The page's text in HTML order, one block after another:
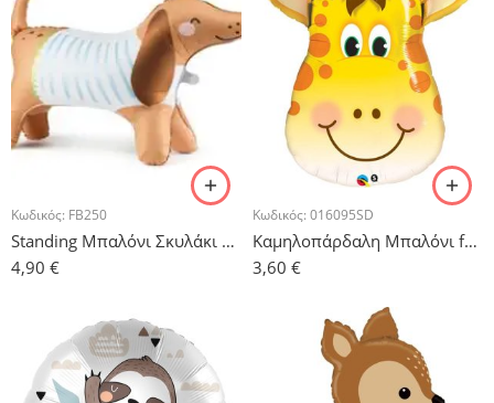
Κωδικός: FB250
Standing Μπαλόνι Σκυλάκι Dachshund
4,90 €
Κωδικός: 016095SD
Καμηλοπάρδαλη Μπαλόνι foil 24″
3,60 €